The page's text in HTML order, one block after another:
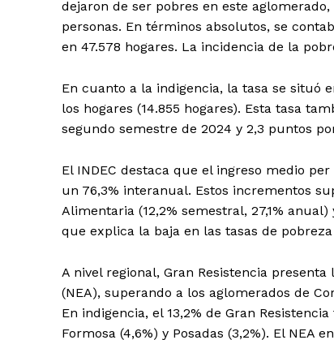
dejaron de ser pobres en este
personas. En términos absolutos, se
en 47.578 hogares. La incidencia de la
En cuanto a la indigencia, la tasa se situó
los hogares (14.855 hogares). Esta tasa
segundo semestre de 2024 y 2,3 puntos
El INDEC destaca que el ingreso medio
un 76,3% interanual. Estos incrementos
Alimentaria (12,2% semestral, 27,1%
que explica la baja en las tasas de
A nivel regional, Gran Resistencia
(NEA), superando a los aglomerados de
En indigencia, el 13,2% de Gran
Formosa (4,6%) y Posadas (3,2%). El NEA